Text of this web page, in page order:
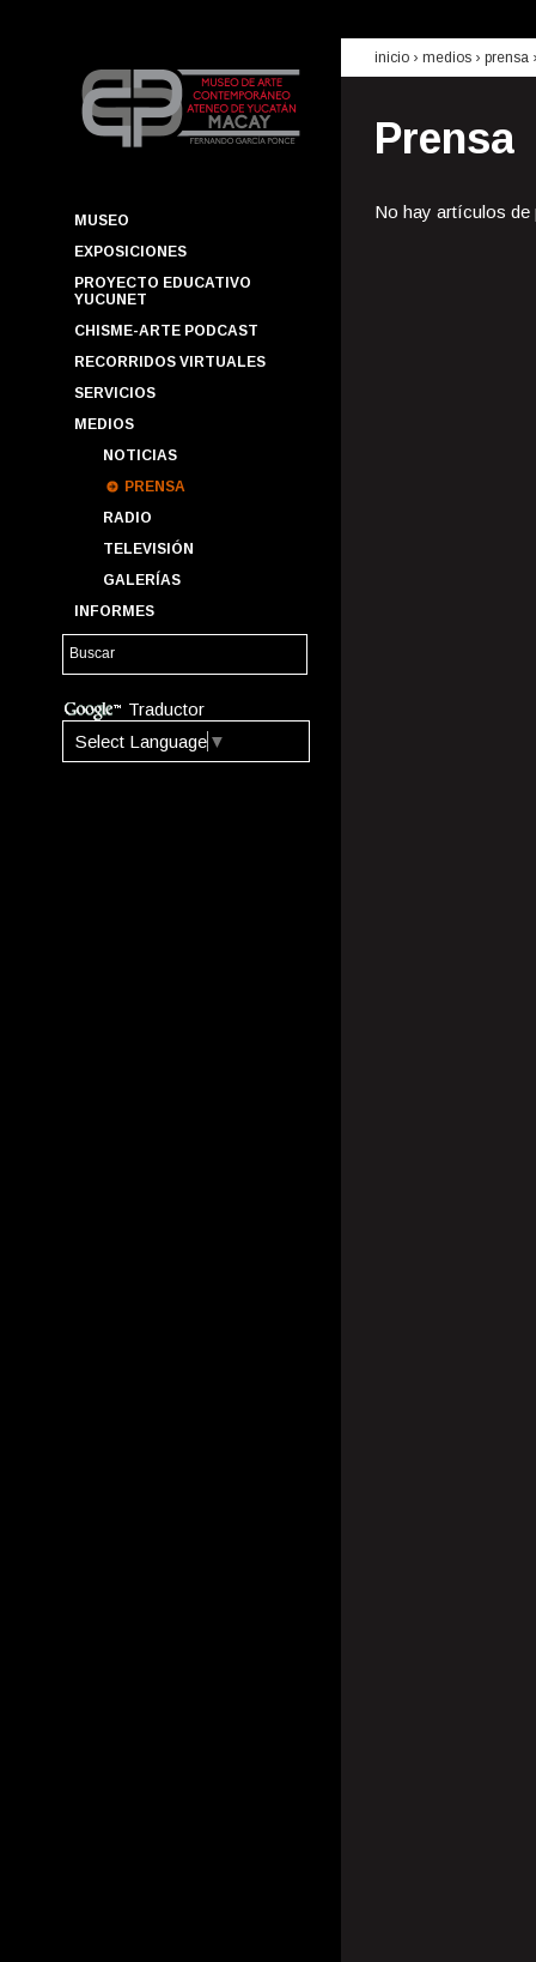
MUSEO
EXPOSICIONES
PROYECTO EDUCATIVO
YUCUNET
CHISME-ARTE PODCAST
RECORRIDOS VIRTUALES
SERVICIOS
MEDIOS
NOTICIAS
PRENSA
RADIO
TELEVISIÓN
GALERÍAS
INFORMES
Traductor
Select Language ▼
inicio › medios › prensa
Prensa
No hay artículos de